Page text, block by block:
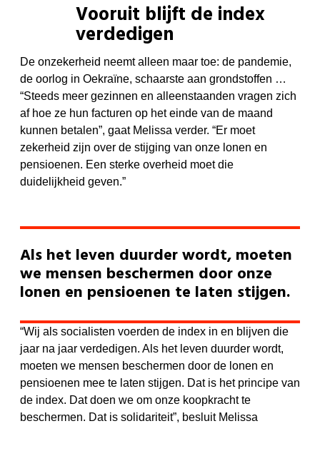
Vooruit blijft de index
verdedigen
De onzekerheid neemt alleen maar toe: de pandemie,
de oorlog in Oekraïne, schaarste aan grondstoffen …
“Steeds meer gezinnen en alleenstaanden vragen zich
af hoe ze hun facturen op het einde van de maand
kunnen betalen”, gaat Melissa verder. “Er moet
zekerheid zijn over de stijging van onze lonen en
pensioenen. Een sterke overheid moet die
duidelijkheid geven.”
Als het leven duurder wordt, moeten
we mensen beschermen door onze
lonen en pensioenen te laten stijgen.
“Wij als socialisten voerden de index in en blijven die
jaar na jaar verdedigen. Als het leven duurder wordt,
moeten we mensen beschermen door de lonen en
pensioenen mee te laten stijgen. Dat is het principe van
de index. Dat doen we om onze koopkracht te
beschermen. Dat is solidariteit”, besluit Melissa